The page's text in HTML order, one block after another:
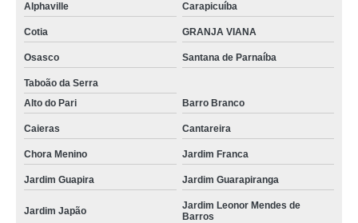
Alphaville
Carapicuíba
Cotia GRANJA VIANA
Osasco Santana de Parnaíba
Taboão da Serra
Alto do Pari
Barro Branco
Caieras Cantareira
Chora Menino Jardim Franca
Jardim Guapira Jardim Guarapiranga
Jardim Japão
Jardim Leonor Mendes de
Barros